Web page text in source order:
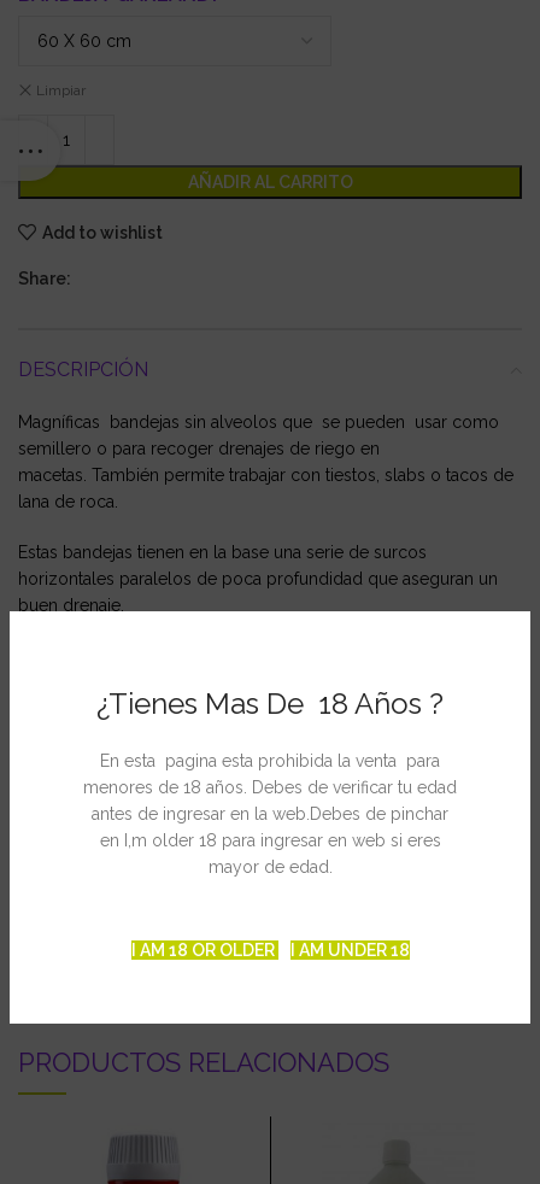
¿Tienes Mas De 18 Años ?
En esta pagina esta prohibida la venta para
menores de 18 años. Debes de verificar tu edad
antes de ingresar en la web.Debes de pinchar
en I,m older 18 para ingresar en web si eres
mayor de edad.
I AM 18 OR OLDER I AM UNDER 18
Limpiar
AÑADIR AL CARRITO
Add to wishlist
Share:
DESCRIPCIÓN
Magníficas bandejas sin alveolos que se pueden usar como
semillero o para recoger drenajes de riego en
macetas. También permite trabajar con tiestos, slabs o tacos de
lana de roca.
Estas bandejas tienen en la base una serie de surcos
horizontales paralelos de poca profundidad que aseguran un
buen drenaje.
Muy popular tanto a nivel particular como por jardineros
plantas en maceta.
Las bandejas Garland son perfectas para los armarios de cultivo
e invernaderos.
INFORMACIÓN ADICIONAL
PRODUCTOS RELACIONADOS